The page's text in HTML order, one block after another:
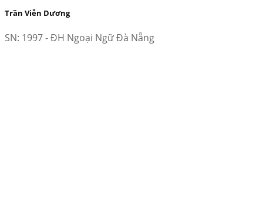
Trần Viễn Dương
SN: 1997 - ĐH Ngoại Ngữ Đà Nẵng